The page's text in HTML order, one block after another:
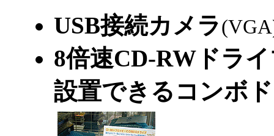
USB接続カメラ
8倍速CD-RWドラ
設置できるコンボ